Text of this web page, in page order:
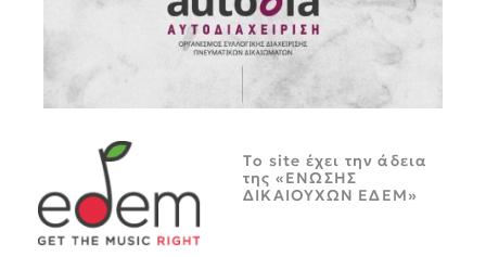
Tο site έχει την άδεια
της «ΕΝΩΣΗΣ
ΔΙΚΑΙΟΥΧΩΝ ΕΔΕΜ»